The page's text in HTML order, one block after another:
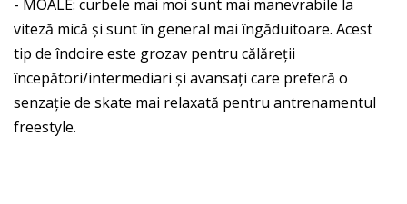
- MOALE: curbele mai moi sunt mai manevrabile la
viteză mică și sunt în general mai îngăduitoare. Acest
tip de îndoire este grozav pentru călăreții
începători/intermediari și avansați care preferă o
senzație de skate mai relaxată pentru antrenamentul
freestyle.